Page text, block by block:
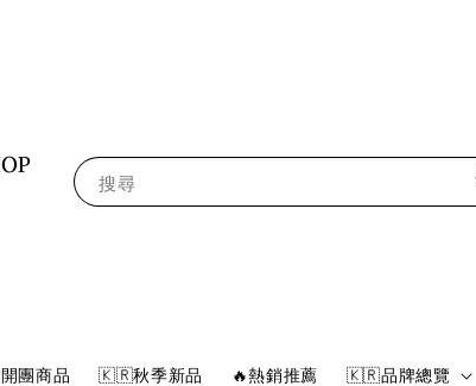
搜尋
開團商品 🇰🇷秋季新品 🔥熱銷推薦 🇰🇷品牌總覽